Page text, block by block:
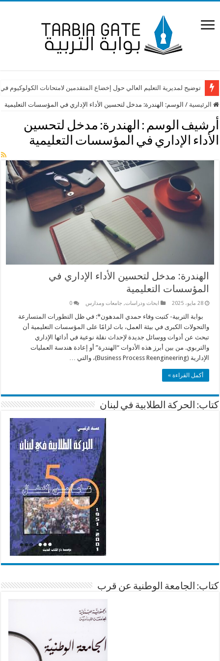
توضيح لمديرية التعليم العالي حول إخضاع المتقدمين لامتحانات الكولوكيوم
الرئيسية / الوسم: الهندرة: مدخل لتحسين الأداء الإداري في المؤسسات التعليمية
أرشيف الوسم : الهندرة: مدخل لتحسين
الأداء الإداري في المؤسسات التعليمية
الهندرة: مدخل لتحسين الأداء الإداري في
المؤسسات التعليمية
28 مايو، 2025 ابحاث ودراسات, جامعات ومدارس 0
بوابة التربية- كتبت وفاء حمدي المدهون*: في ظل التطورات المتسارعة
والتحولات الكبرى في بيئة العمل، بات لزامًا على المؤسسات التعليمية أن
تبحث عن أدوات ووسائل جديدة لإحداث نقلة نوعية في أدائها الإداري
والتربوي. من بين أبرز هذه الأدوات “الهندرة” أو إعادة هندسة العمليات
الإدارية (Business Process Reengineering)، والتي …
أكمل القراءة »
كتاب: الحركة الطلابية في لبنان
كتاب: الجامعة الوطنية عن قرب